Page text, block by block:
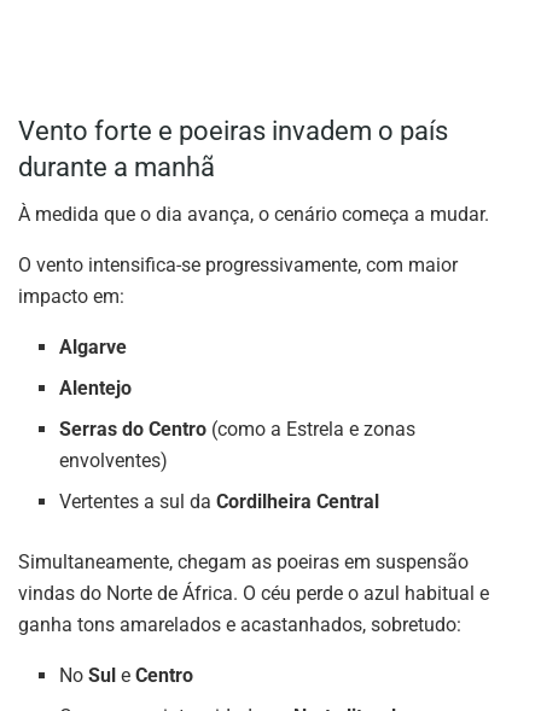
Vento forte e poeiras invadem o país
durante a manhã
À medida que o dia avança, o cenário começa a mudar.
O vento intensifica-se progressivamente, com maior
impacto em:
Algarve
Alentejo
Serras do Centro (como a Estrela e zonas
envolventes)
Vertentes a sul daCordilheira Central
Simultaneamente, chegam as poeiras em suspensão
vindas do Norte de África. O céu perde o azul habitual e
ganha tons amarelados e acastanhados, sobretudo:
NoSul eCentro